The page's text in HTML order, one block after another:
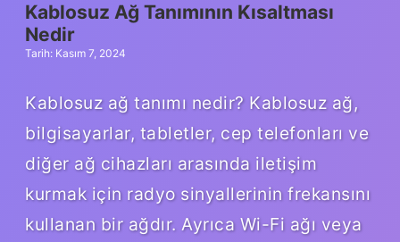
Kablosuz Ağ Tanımının Kısaltması
Nedir
Tarih: Kasım 7, 2024
Kablosuz ağ tanımı nedir? Kablosuz ağ,
bilgisayarlar, tabletler, cep telefonları ve
diğer ağ cihazları arasında iletişim
kurmak için radyo sinyallerinin frekansını
kullanan bir ağdır. Ayrıca Wi-Fi ağı veya